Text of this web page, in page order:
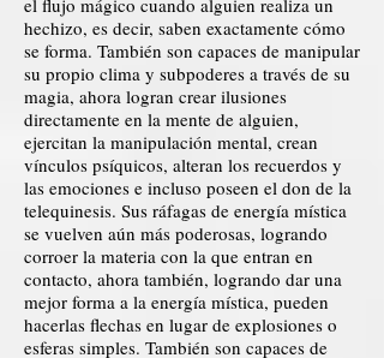
el flujo mágico cuando alguien realiza un
hechizo, es decir, saben exactamente cómo
se forma. También son capaces de manipular
su propio clima y subpoderes a través de su
magia, ahora logran crear ilusiones
directamente en la mente de alguien,
ejercitan la manipulación mental, crean
vínculos psíquicos, alteran los recuerdos y
las emociones e incluso poseen el don de la
telequinesis. Sus ráfagas de energía mística
se vuelven aún más poderosas, logrando
corroer la materia con la que entran en
contacto, ahora también, logrando dar una
mejor forma a la energía mística, pueden
hacerlas flechas en lugar de explosiones o
esferas simples. También son capaces de